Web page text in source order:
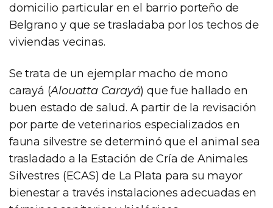
domicilio particular en el barrio porteño de
Belgrano y que se trasladaba por los techos de
viviendas vecinas.
Se trata de un ejemplar macho de mono
carayá (Alouatta Carayá) que fue hallado en
buen estado de salud. A partir de la revisación
por parte de veterinarios especializados en
fauna silvestre se determinó que el animal sea
trasladado a la Estación de Cría de Animales
Silvestres (ECAS) de La Plata para su mayor
bienestar a través instalaciones adecuadas en